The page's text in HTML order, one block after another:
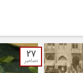
27
دسامبر